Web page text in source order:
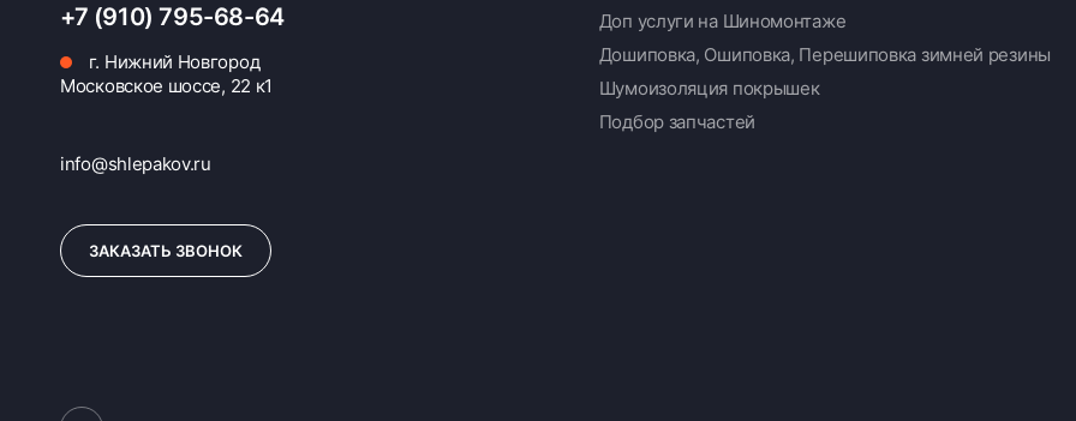
+7 (910) 795-68-64
г. Нижний Новгород
Московское шоссе, 22 к1
info@shlepakov.ru
ЗАКАЗАТЬ ЗВОНОК
Доп услуги на Шиномонтаже
Дошиповка, Ошиповка, Перешиповка зимней резины
Шумоизоляция покрышек
Подбор запчастей